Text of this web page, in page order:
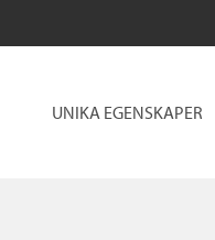
UNIKA EGENSKAPER